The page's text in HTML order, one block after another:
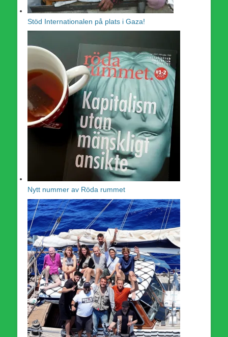
Stöd Internationalen på plats i Gaza!
Nytt nummer av Röda rummet